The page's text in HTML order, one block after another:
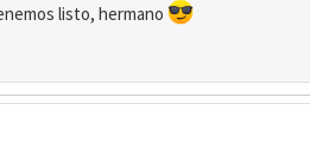
listo, hermano